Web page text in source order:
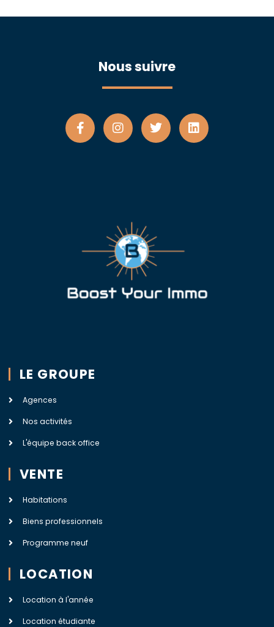
Nous suivre
LE GROUPE
Agences
Nos activités
L'équipe back office
VENTE
Habitations
Biens professionnels
Programme neuf
LOCATION
Location à l'année
Location étudiante